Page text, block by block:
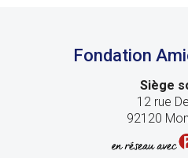
Fondation
Siège
12 rue
92120